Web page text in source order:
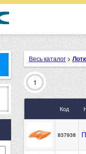
Весь каталог >
1
Код
837938